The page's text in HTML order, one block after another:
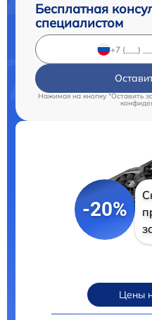
Бесплатная
специалистом
Нажимая на кнопку "Оставить
-20%
Цены